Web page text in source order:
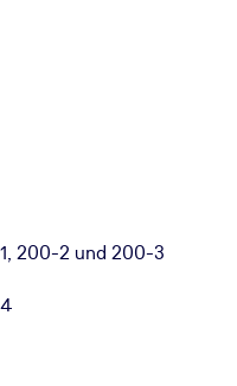
200-2 und 200-3